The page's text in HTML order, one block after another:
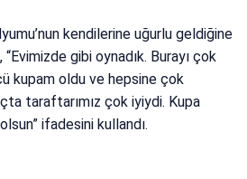
kendilerine uğurlu geldiğine
gibi oynadık. Burayı çok
kupam oldu ve hepsine çok
taraftarımız çok iyiydi. Kupa
ifadesini kullandı.